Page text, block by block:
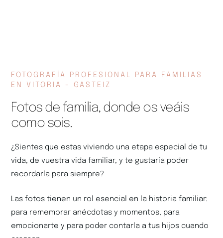
FOTOGRAFÍA PROFESIONAL PARA FAMILIAS
EN VITORIA - GASTEIZ
Fotos de familia, donde os veáis
como sois.
¿Sientes que estas viviendo una etapa especial de tu
vida, de vuestra vida familiar, y te gustaría poder
recordarla para siempre?
Las fotos tienen un rol esencial en la historia familiar:
para rememorar anécdotas y momentos, para
emocionarte y para poder contarla a tus hijos cuando